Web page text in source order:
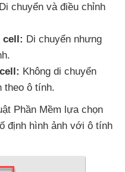
Di chuyển và điều chỉnh
cell: Di chuyển nhưng
Không di chuyển
theo ô tính.
Phần Mềm lựa chọn
định hình ảnh với ô tính